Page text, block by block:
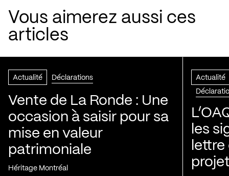
Vous aimerez aussi ces
articles
Actualité Déclarations
Vente de La Ronde : Une
occasion à saisir pour sa
mise en valeur
patrimoniale
Héritage Montréal
Actualité
les